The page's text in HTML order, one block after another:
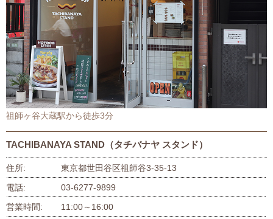
TACHIBANAYA STAND（タチバナヤ スタンド）
住所
東京都世田谷区祖師谷3-35-13
電話
03-6277-9899
営業時間
11:00～16:00
祖師ヶ谷大蔵駅から徒歩3分